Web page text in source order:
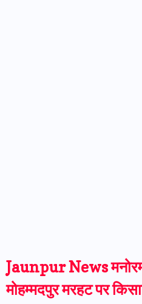
Jaunpur News
मोहम्मदपुर मरहट पर